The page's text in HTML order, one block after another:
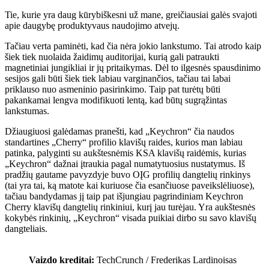
Tie, kurie yra daug kūrybiškesni už mane, greičiausiai galės svajoti
apie daugybę produktyvaus naudojimo atvejų.
Tačiau verta paminėti, kad čia nėra jokio lankstumo. Tai atrodo kaip
šiek tiek nuolaida žaidimų auditorijai, kurią gali patraukti
magnetiniai jungikliai ir jų pritaikymas. Dėl to ilgesnės spausdinimo
sesijos gali būti šiek tiek labiau varginančios, tačiau tai labai
priklauso nuo asmeninio pasirinkimo. Taip pat turėtų būti
pakankamai lengva modifikuoti lentą, kad būtų sugrąžintas
lankstumas.
Džiaugiuosi galėdamas pranešti, kad „Keychron“ čia naudos
standartines „Cherry“ profilio klavišų raides, kurios man labiau
patinka, palyginti su aukštesnėmis KSA klavišų raidėmis, kurias
„Keychron“ dažnai įtraukia pagal numatytuosius nustatymus. Iš
pradžių gautame pavyzdyje buvo OĮG profilių dangtelių rinkinys
(tai yra tai, ką matote kai kuriuose čia esančiuose paveikslėliuose),
tačiau bandydamas jį taip pat išjungiau pagrindiniam Keychron
Cherry klavišų dangtelių rinkiniui, kurį jau turėjau. Yra aukštesnės
kokybės rinkinių, „Keychron“ visada puikiai dirbo su savo klavišų
dangteliais.
Vaizdo kreditai: TechCrunch / Frederikas Lardinoisas